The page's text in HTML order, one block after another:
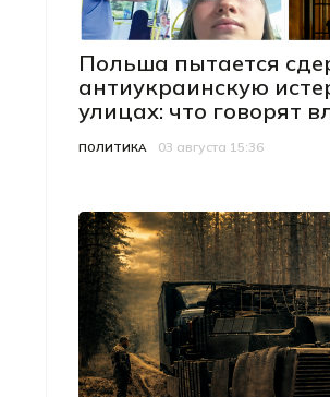
Польша пытается
антиукраинскую
улицах: что говорят
Категория
ПОЛИТИКА
Дата публикации
03 августа 15:36